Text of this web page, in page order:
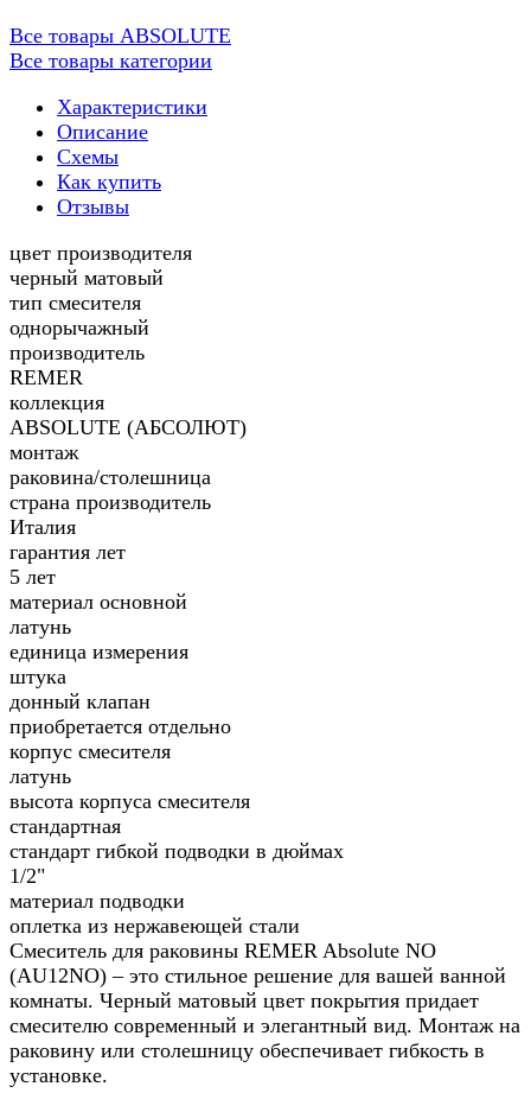
Все товары ABSOLUTE
Все товары категории
Характеристики
Описание
Схемы
Как купить
Отзывы
цвет производителя
черный матовый
тип смесителя
однорычажный
производитель
REMER
коллекция
ABSOLUTE (АБСОЛЮТ)
монтаж
раковина/столешница
страна производитель
Италия
гарантия лет
5 лет
материал основной
латунь
единица измерения
штука
донный клапан
приобретается отдельно
корпус смесителя
латунь
высота корпуса смесителя
стандартная
стандарт гибкой подводки в дюймах
1/2"
материал подводки
оплетка из нержавеющей стали
Смеситель для раковины REMER Absolute NO
(AU12NO) – это стильное решение для вашей ванной
комнаты. Черный матовый цвет покрытия придает
смесителю современный и элегантный вид. Монтаж на
раковину или столешницу обеспечивает гибкость в
установке.